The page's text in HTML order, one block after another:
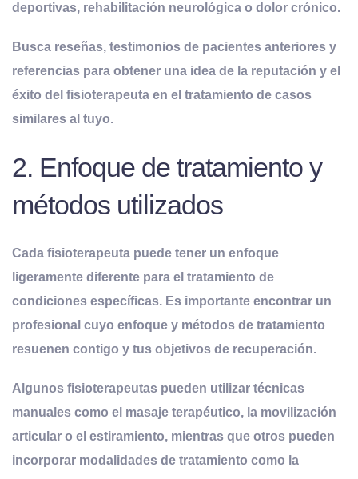
deportivas, rehabilitación neurológica o dolor crónico.
Busca reseñas, testimonios de pacientes anteriores y
referencias para obtener una idea de la reputación y el
éxito del fisioterapeuta en el tratamiento de casos
similares al tuyo.
2. Enfoque de tratamiento y
métodos utilizados
Cada fisioterapeuta puede tener un enfoque
ligeramente diferente para el tratamiento de
condiciones específicas. Es importante encontrar un
profesional cuyo enfoque y métodos de tratamiento
resuenen contigo y tus objetivos de recuperación.
Algunos fisioterapeutas pueden utilizar técnicas
manuales como el masaje terapéutico, la movilización
articular o el estiramiento, mientras que otros pueden
incorporar modalidades de tratamiento como la